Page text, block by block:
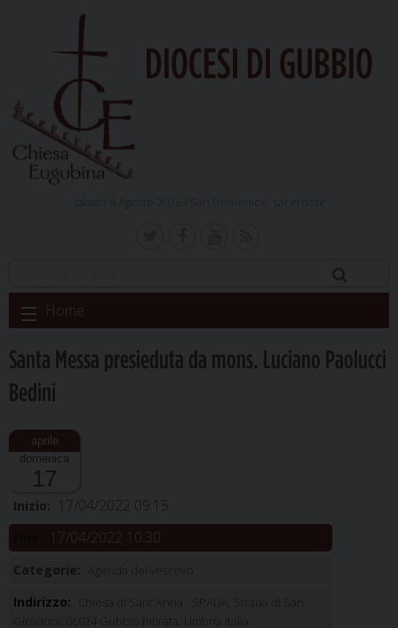
DIOCESI DI GUBBIO
Skip
to
Home
Santa Messa presieduta da mons. Luciano Paolucci
Bedini
domenica
17
Inizio: 17/04/2022 09:15
17/04/2022 10:30
Categorie:
Indirizzo: